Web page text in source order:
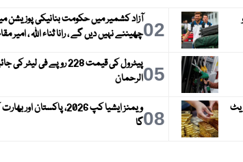
02آزاد کشمیر میں حکومت بنانیکی پوزیشن
چھیننے نہیں دیں گے ، رانا ثناء اللہ ، امیر
05
پیٹرول کی قیمت 228 روپے فی
الرحمان
08
ویمنز ایشیا کپ 2026،
گا